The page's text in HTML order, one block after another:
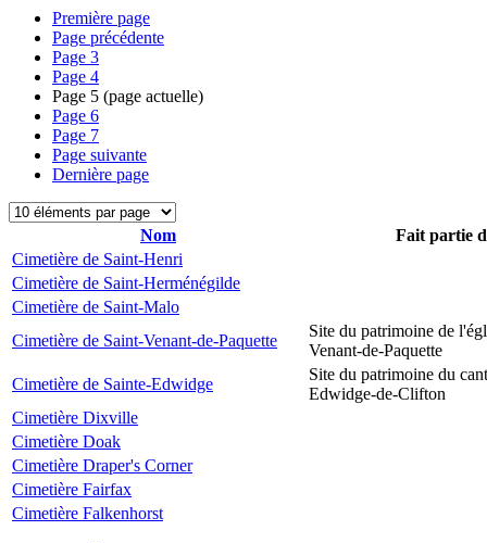
Première page
Page précédente
Page 3
Page 4
Page 5 (page actuelle)
Page 6
Page 7
Page suivante
Dernière page
Nom
Fait partie
Cimetière de Saint-Henri
Cimetière de Saint-Herménégilde
Cimetière de Saint-Malo
Cimetière de Saint-Venant-de-Paquette
Site du patrimoine de
Venant-de-Paquette
Cimetière de Sainte-Edwidge
Site du patrimoine du
Edwidge-de-Clifton
Cimetière Dixville
Cimetière Doak
Cimetière Draper's Corner
Cimetière Fairfax
Cimetière Falkenhorst